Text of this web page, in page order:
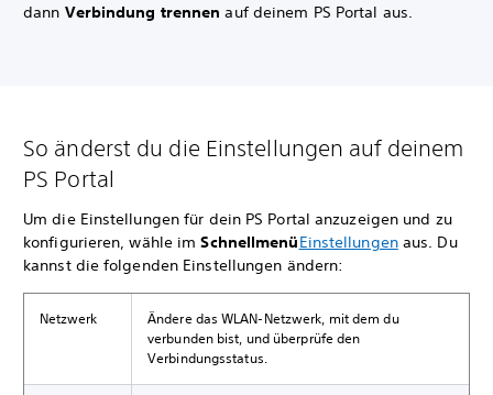
dann Verbindung trennen auf deinem PS Portal aus.
So änderst du die Einstellungen auf deinem
PS Portal
Um die Einstellungen für dein PS Portal anzuzeigen und zu
konfigurieren, wähle imSchnellmenüEinstellungenaus. Du
kannst die folgenden Einstellungen ändern:
Netzwerk
Ändere das WLAN-Netzwerk, mit dem du
verbunden bist, und überprüfe den
Verbindungsstatus.